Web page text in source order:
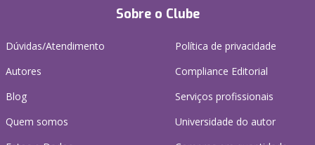
Sobre o Clube
Dúvidas/Atendimento
Autores
Blog
Quem somos
Política de privacidade
Compliance Editorial
Serviços profissionais
Universidade do autor